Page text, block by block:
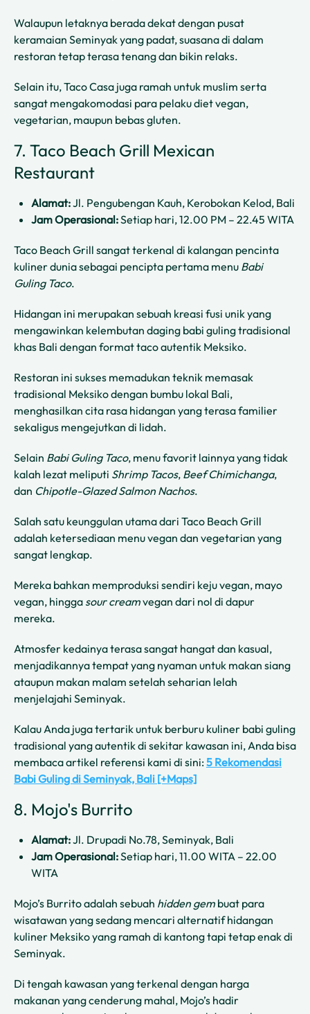
Walaupun letaknya berada dekat dengan pusat
keramaian Seminyak yang padat, suasana di dalam
restoran tetap terasa tenang dan bikin relaks.
Selain itu, Taco Casa juga ramah untuk muslim serta
sangat mengakomodasi para pelaku diet vegan,
vegetarian, maupun bebas gluten.
7. Taco Beach Grill Mexican
Restaurant
Alamat:Jl. Pengubengan Kauh, Kerobokan Kelod, Bali
Jam Operasional:Setiap hari, 12.00 PM – 22.45 WITA
Taco Beach Grill sangat terkenal di kalangan pencinta
kuliner dunia sebagai pencipta pertama menu Babi
Guling Taco.
Hidangan ini merupakan sebuah kreasi fusi unik yang
mengawinkan kelembutan daging babi guling tradisional
khas Bali dengan format taco autentik Meksiko.
Restoran ini sukses memadukan teknik memasak
tradisional Meksiko dengan bumbu lokal Bali,
menghasilkan cita rasa hidangan yang terasa familier
sekaligus mengejutkan di lidah.
Selain Babi Guling Taco, menu favorit lainnya yang tidak
kalah lezat meliputi Shrimp Tacos, Beef Chimichanga,
dan Chipotle-Glazed Salmon Nachos.
Salah satu keunggulan utama dari Taco Beach Grill
adalah ketersediaan menu vegan dan vegetarian yang
sangat lengkap.
Mereka bahkan memproduksi sendiri keju vegan, mayo
vegan, hingga sour creamvegan dari nol di dapur
mereka.
Atmosfer kedainya terasa sangat hangat dan kasual,
menjadikannya tempat yang nyaman untuk makan siang
ataupun makan malam setelah seharian lelah
menjelajahi Seminyak.
Kalau Anda juga tertarik untuk berburu kuliner babi guling
tradisional yang autentik di sekitar kawasan ini, Anda bisa
membaca artikel referensi kami di sini:5 Rekomendasi
Babi Guling di Seminyak, Bali [+Maps]
8. Mojo's Burrito
Alamat:Jl. Drupadi No.78, Seminyak, Bali
Jam Operasional:Setiap hari, 11.00 WITA – 22.00
WITA
Mojo’s Burrito adalah sebuah hidden gem buat para
wisatawan yang sedang mencari alternatif hidangan
kuliner Meksiko yang ramah di kantong tapi tetap enak di
Seminyak.
Di tengah kawasan yang terkenal dengan harga
makanan yang cenderung mahal, Mojo’s hadir